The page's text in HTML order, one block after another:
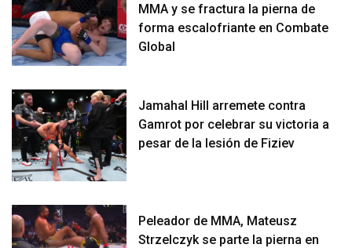
MMA y se fractura la pierna de
forma escalofriante en Combate
Global
Jamahal Hill arremete contra
Gamrot por celebrar su victoria a
pesar de la lesión de Fiziev
Peleador de MMA, Mateusz
Strzelczyk se parte la pierna en